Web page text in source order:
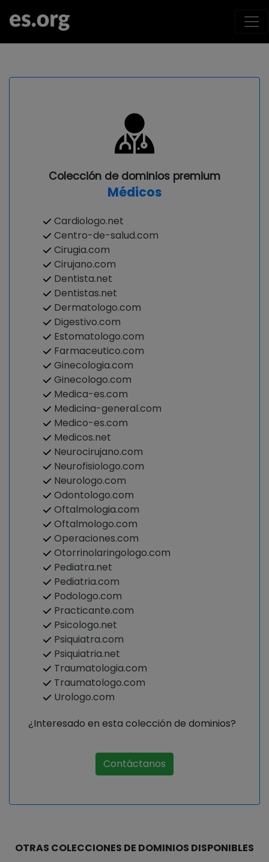
Colección de dominios premium
Médicos
Cardiologo.net
Centro-de-salud.com
Cirugia.com
Cirujano.com
Dentista.net
Dentistas.net
Dermatologo.com
Digestivo.com
Estomatologo.com
Farmaceutico.com
Ginecologia.com
Ginecologo.com
Medica-es.com
Medicina-general.com
Medico-es.com
Medicos.net
Neurocirujano.com
Neurofisiologo.com
Neurologo.com
Odontologo.com
Oftalmologia.com
Oftalmologo.com
Operaciones.com
Otorrinolaringologo.com
Pediatra.net
Pediatria.com
Podologo.com
Practicante.com
Psicologo.net
Psiquiatra.com
Psiquiatria.net
Traumatologia.com
Traumatologo.com
Urologo.com
¿Interesado en esta colección de dominios?
Contáctanos
OTRAS COLECCIONES DE DOMINIOS DISPONIBLES